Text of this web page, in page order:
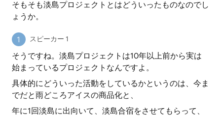
そもそも淡島プロジェクトとはどういったものなのでし
ょうか。
スピーカー 1
そうですね。淡島プロジェクトは10年以上前から実は
始まっているプロジェクトなんですよ。
具体的にどういった活動をしているかというのは、今ま
でだと雨どころアイスの商品化と、
年に1回淡島に出向いて、淡島合宿をさせてもらって、